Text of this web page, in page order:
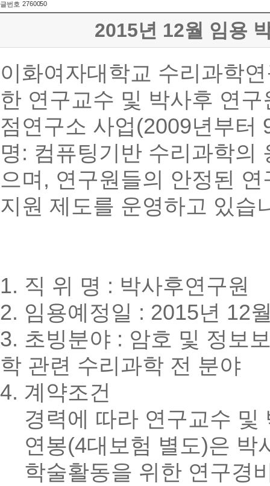
글번호 2760050
2015년 12월 임용
이화여자대학교 수리과학
한 연구교수 및 박사후 연
점연구소 사업(2009년부터
명: 컴퓨팅기반 수리과학의
으며, 연구원들의 안정된
지원 제도를 운영하고 있습
1. 직 위 명 : 박사후연구원
2. 임용예정일 : 2015년 12
3. 초빙분야 : 암호 및 정보
학 관련 수리과학 전 분야
4. 계약조건
경력에 따라 연구교수 및
연봉(4대보험 별도)은 박
학술활동을 위한 연구경